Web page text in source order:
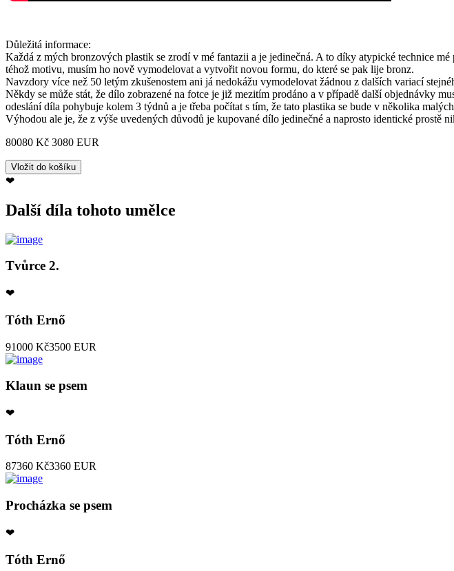
Důležitá informace:
Každá z mých bronzových plastik se zrodí v mé fantazii a je jedinečná. A to díky atypické technice
téhož motivu, musím ho nově vymodelovat a vytvořit novou formu, do které se pak lije bronz.
Navzdory více než 50 letým zkušenostem ani já nedokážu vymodelovat žádnou z dalších variací
Někdy se může stát, že dílo zobrazené na fotce je již mezitím prodáno a v případě další objednávky
odeslání díla pohybuje kolem 3 týdnů a je třeba počítat s tím, že tato plastika se bude v několika
Výhodou ale je, že z výše uvedených důvodů je kupované dílo jedinečné a naprosto identické prostě
80080 Kč 3080 EUR
❤
Další díla tohoto umělce
Tvůrce 2.
❤
Tóth Ernő
91000 Kč3500 EUR
Klaun se psem
❤
Tóth Ernő
87360 Kč3360 EUR
Procházka se psem
❤
Tóth Ernő